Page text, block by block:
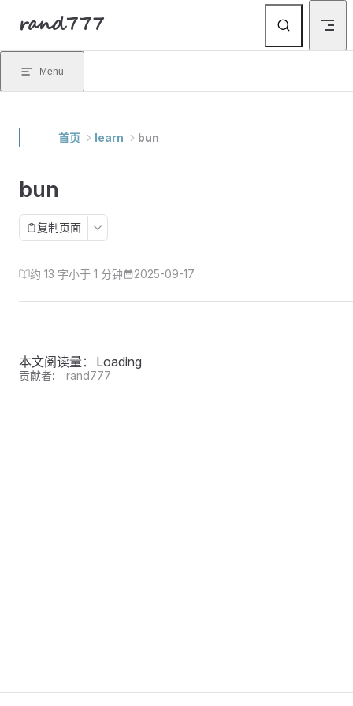
Skip to content
rand777
Menu
首页 learn bun
bun
复制页面
约 13 字小于 1 分钟 2025-09-17
本文阅读量： Loading
贡献者: rand777